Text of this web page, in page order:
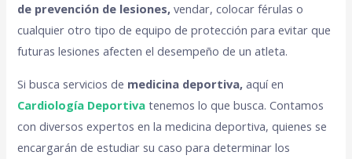
de prevención de lesiones,vendar, colocar férulas o
cualquier otro tipo de equipo de protección para evitar que
futuras lesiones afecten el desempeño de un atleta.
Si busca servicios de medicina deportiva,aquí en
Cardiología Deportiva tenemos lo que busca. Contamos
con diversos expertos en la medicina deportiva, quienes se
encargarán de estudiar su caso para determinar los